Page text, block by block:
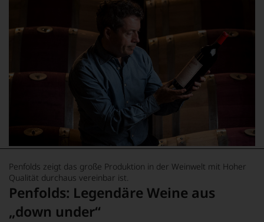
Penfolds zeigt das große Produktion in der Weinwelt mit Hoher
Qualität durchaus vereinbar ist.
Penfolds: Legendäre Weine aus
„down under“